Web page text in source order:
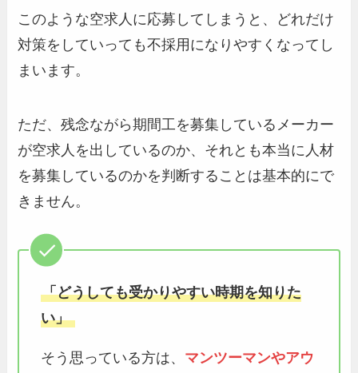
このような空求人に応募してしまうと、どれだけ
対策をしていっても不採用になりやすくなってし
まいます。
ただ、残念ながら期間工を募集しているメーカー
が空求人を出しているのか、それとも本当に人材
を募集しているのかを判断することは基本的にで
きません。
「どうしても受かりやすい時期を知りた
い」
そう思っている方は、 マンツーマンやアウ